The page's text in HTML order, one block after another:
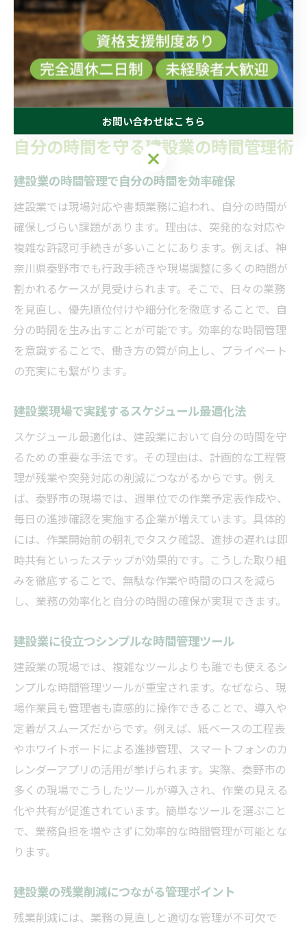
務フローの棚卸しや、改善点の洗い出しを実施すること
で、日常業務の短縮が図れます。こうした工夫を継続す
ることで、秦野市の建設業従事者も、余裕ある働き方を
実現できます。
自分の時間を守る建設業の時間管理術
建設業の時間管理で自分の時間を効率確保
建設業では現場対応や書類業務に追われ、自分の時間が
確保しづらい課題があります。理由は、突発的な対応や
複雑な許認可手続きが多いことにあります。例えば、神
奈川県秦野市でも行政手続きや現場調整に多くの時間が
割かれるケースが見受けられます。そこで、日々の業務
を見直し、優先順位付けや細分化を徹底することで、自
分の時間を生み出すことが可能です。効率的な時間管理
を意識することで、働き方の質が向上し、プライベート
の充実にも繋がります。
建設業現場で実践するスケジュール最適化法
スケジュール最適化は、建設業において自分の時間を守
るための重要な手法です。その理由は、計画的な工程管
理が残業や突発対応の削減につながるからです。例え
ば、秦野市の現場では、週単位での作業予定表作成や、
毎日の進捗確認を実施する企業が増えています。具体的
には、作業開始前の朝礼でタスク確認、進捗の遅れは即
時共有といったステップが効果的です。こうした取り組
みを徹底することで、無駄な作業や時間のロスを減ら
し、業務の効率化と自分の時間の確保が実現できます。
建設業に役立つシンプルな時間管理ツール
建設業の現場では、複雑なツールよりも誰でも使えるシ
ンプルな時間管理ツールが重宝されます。なぜなら、現
場作業員も管理者も直感的に操作できることで、導入や
定着がスムーズだからです。例えば、紙ベースの工程表
やホワイトボードによる進捗管理、スマートフォンのカ
レンダーアプリの活用が挙げられます。実際、秦野市の
多くの現場でこうしたツールが導入され、作業の見える
化や共有が促進されています。簡単なツールを選ぶこと
で、業務負担を増やさずに効率的な時間管理が可能とな
ります。
建設業の残業削減につながる管理ポイント
残業削減には、業務の見直しと適切な管理が不可欠で
お問い合わせはこちら
お問い合わせはこちら